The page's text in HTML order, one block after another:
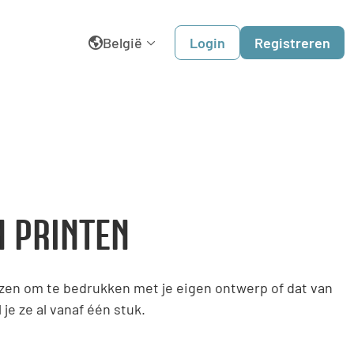
België
Deutschland
France
Login Registreren
PRINTEN
om te bedrukken met je eigen ontwerp of dat van
ze al vanaf één stuk.